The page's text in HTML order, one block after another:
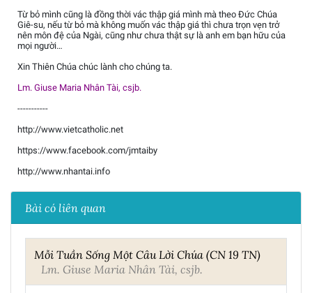
Từ bỏ mình cũng là đồng thời vác thập giá mình mà theo Đức Chúa
Giê-su, nếu từ bỏ mà không muốn vác thập giá thì chưa trọn vẹn trở
nên môn đệ của Ngài, cũng như chưa thật sự là anh em bạn hữu của
mọi người…
Xin Thiên Chúa chúc lành cho chúng ta.
Lm. Giuse Maria Nhân Tài, csjb.
-----------
http://www.vietcatholic.net
https://www.facebook.com/jmtaiby
http://www.nhantai.info
Bài có liên quan
Mỗi Tuần Sống Một Câu Lời Chúa (CN 19 TN)
Lm. Giuse Maria Nhân Tài, csjb.